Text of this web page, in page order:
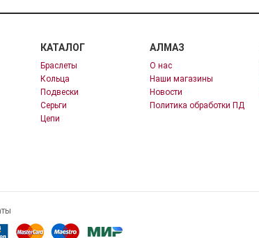
КАТАЛОГ
Браслеты
Кольца
Подвески
Серьги
Цепи
АЛМАЗ
О нас
Наши магазины
Новости
Политика обработки ПД